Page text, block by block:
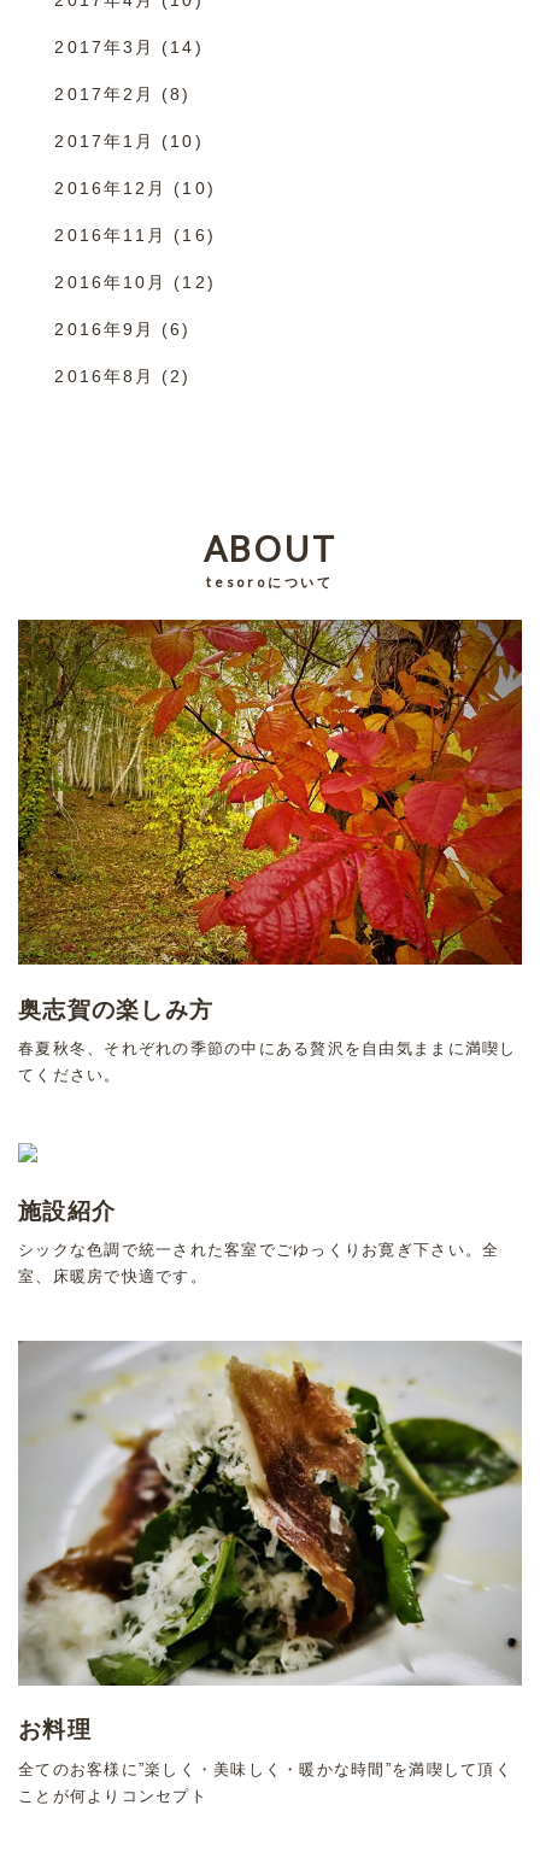
2017年3月 (14)
2017年2月 (8)
2017年1月 (10)
2016年12月 (10)
2016年11月 (16)
2016年10月 (12)
2016年9月 (6)
2016年8月 (2)
ABOUT
tesoroについて
奥志賀の楽しみ方
春夏秋冬、それぞれの季節の中にある贅沢を自由気ままに満喫し
てください。
施設紹介
シックな色調で統一された客室でごゆっくりお寛ぎ下さい。全
室、床暖房で快適です。
お料理
全てのお客様に”楽しく・美味しく・暖かな時間”を満喫して頂く
ことが何よりコンセプト